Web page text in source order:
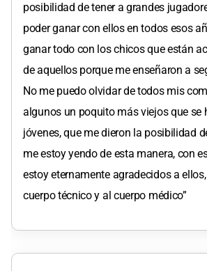
posibilidad de tener a grandes
poder ganar con ellos en todos esos
ganar todo con los chicos que están
de aquellos porque me enseñaron a
No me puedo olvidar de todos mis
algunos un poquito más viejos que se
jóvenes, que me dieron la posibilidad
me estoy yendo de esta manera, con
estoy eternamente agradecidos a
cuerpo técnico y al cuerpo médico”